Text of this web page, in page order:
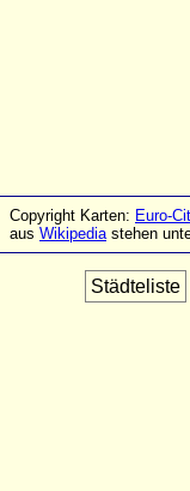
Copyright Karten: Euro-
aus Wikipediastehen
Städteliste